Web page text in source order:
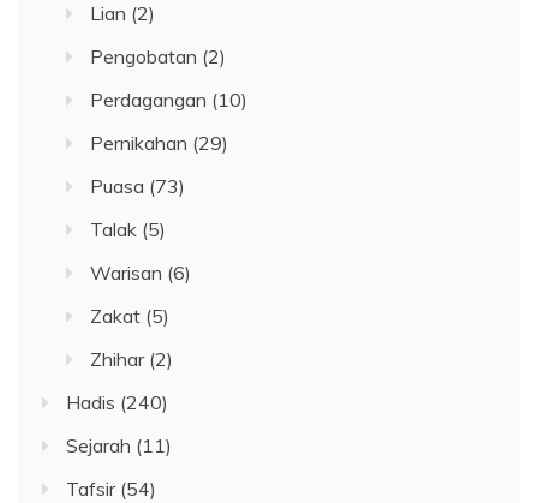
Lian (2)
Pengobatan (2)
Perdagangan (10)
Pernikahan (29)
Puasa (73)
Talak (5)
Warisan (6)
Zakat (5)
Zhihar(2)
Hadis (240)
Sejarah (11)
Tafsir(54)